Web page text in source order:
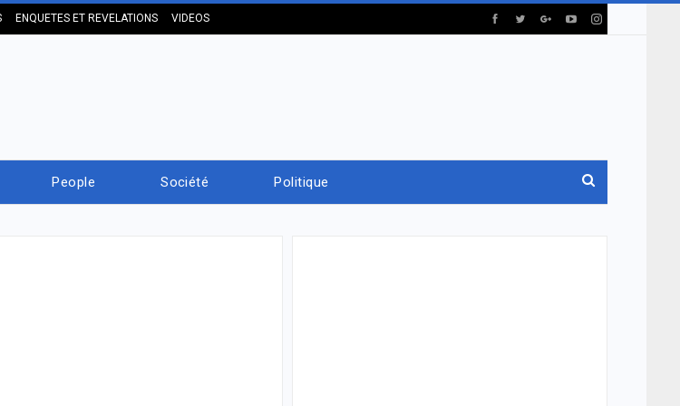
ENQUETES ET REVELATIONS VIDEOS
People Société Politique